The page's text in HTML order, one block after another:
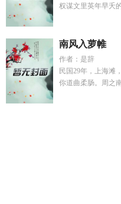
权谋文里英年早夭
南风入萝帷
作者：是辞
民国29年，上海滩
你道曲柔肠。周之